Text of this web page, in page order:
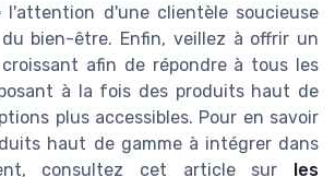
l'attention d'une clientèle soucieuse
bien-être. Enfin, veillez à offrir un
afin de répondre à tous les
à la fois des produits haut de
plus accessibles. Pour en savoir
haut de gamme à intégrer dans
consultez cet article sur les